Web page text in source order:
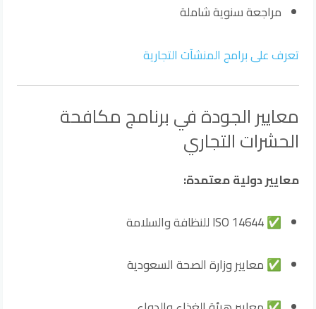
مراجعة سنوية شاملة
تعرف على برامج المنشآت التجارية
معايير الجودة في برنامج مكافحة
الحشرات التجاري
معايير دولية معتمدة:
✅ ISO 14644 للنظافة والسلامة
✅ معايير وزارة الصحة السعودية